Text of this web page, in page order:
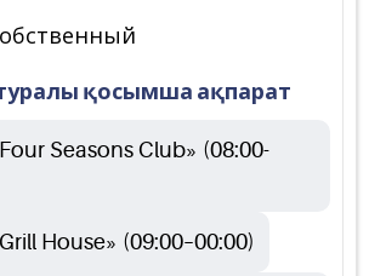
қосымша ақпарат
Seasons Club» (08:00-
House» (09:00–00:00)